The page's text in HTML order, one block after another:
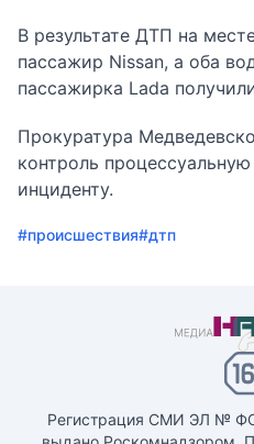
В результате ДТП на
пассажир Nissan, а оба
пассажирка Lada
Прокуратура
контроль
инциденту.
#происшествия#дтп
Регистрация СМИ ЭЛ №